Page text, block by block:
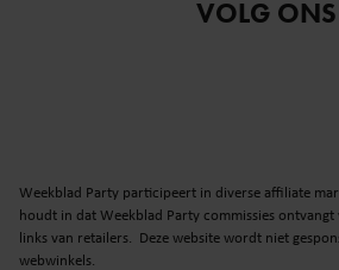
VOLG ONS
Weekblad Party participeert in diverse affiliate
houdt in dat Weekblad Party commissies
links van retailers. Deze website wordt niet
webwinkels.